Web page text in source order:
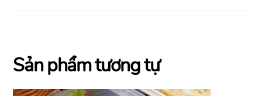
Sản phẩm tương tự